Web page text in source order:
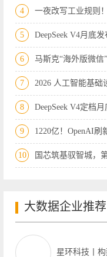
4 一夜改写工业规则
5 DeepSeek V4月底
6 马斯克“海外版微信
7 2026 人工智能基础
8 DeepSeek V4定档
9 1220亿！OpenAI刷
10 国芯筑基驭智城，
大数据企业推荐
星环科技丨